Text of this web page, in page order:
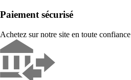
Paiement sécurisé
Achetez sur notre site en toute confiance